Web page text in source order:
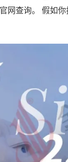
网查询。 假如